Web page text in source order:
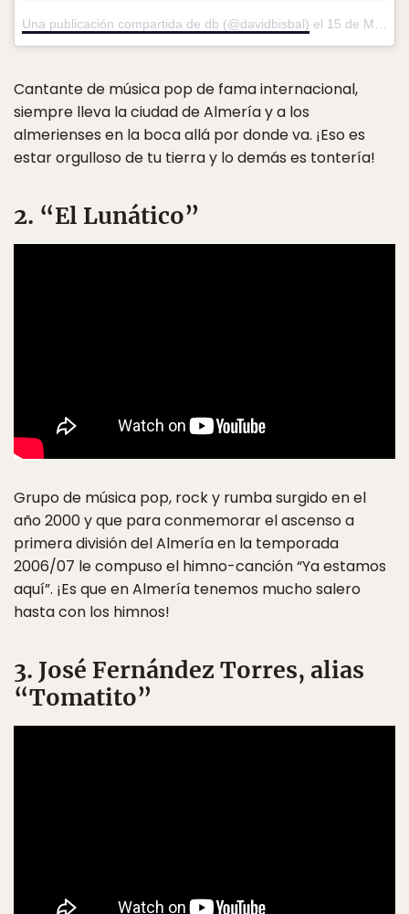
Una publicación compartida de db (@davidbisbal) el 15 de Mar de 2017 a la(s) 7:04 PDT
Cantante de música pop de fama internacional,
siempre lleva la ciudad de Almería y a los
almerienses en la boca allá por donde va. ¡Eso es
estar orgulloso de tu tierra y lo demás es tontería!
2. “El Lunático”
Grupo de música pop, rock y rumba surgido en el
año 2000 y que para conmemorar el ascenso a
primera división del Almería en la temporada
2006/07 le compuso el himno-canción “Ya estamos
aquí”. ¡Es que en Almería tenemos mucho salero
hasta con los himnos!
3. José Fernández Torres, alias
“Tomatito”